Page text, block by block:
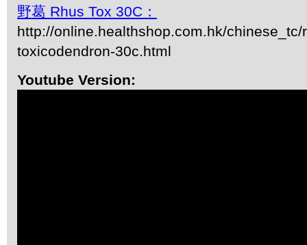
野葛 Rhus Tox 30C：
http://online.healthshop.com.hk/chinese_tc/
toxicodendron-30c.html
Youtube Version: